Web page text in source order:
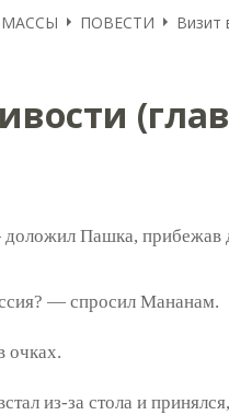
МАССЫ ПОВЕСТИ Визит
Пашка, прибежав
— спросил Мананам.
из-за стола и